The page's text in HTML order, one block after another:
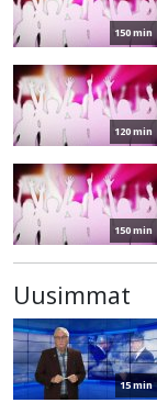
150 min
120 min
150 min
Uusimmat
15 min